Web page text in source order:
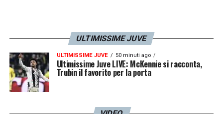
16 Pagnucco
17 Giorgi
18 Grosso
ULTIMISSIME JUVE
ULTIMISSIME JUVE 50 minuti ago
Ultimissime Juve LIVE: McKennie si racconta,
Trubin il favorito per la porta